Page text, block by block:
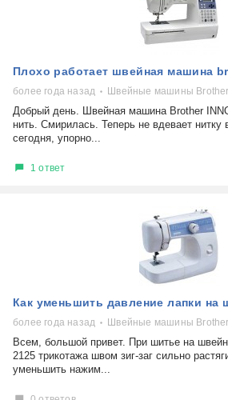
Плохо работает швейная машина
более года назад Швейные машины Brother
Добрый день. Швейная машина Brother
нить. Смирилась. Теперь не вдевает
сегодня, упорно...
1 ответ
Как уменьшить давление лапки на
более года назад Швейные машины
Всем, большой привет. При шитье на
2125 трикотажа швом зиг-заг сильно
уменьшить нажим...